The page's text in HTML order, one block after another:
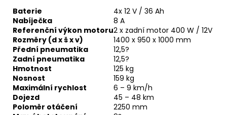
Baterie
4x 12 V / 36 Ah
Nabíječka
8 A
Referenční výkon motoru2 x zadní motor 400 W / 12V
Rozměry (d x š x v)
1400 x 950 x 1000 mm
Přední pneumatika
12,5?
Zadní pneumatika
12,5?
Hmotnost
125 kg
Nosnost
159 kg
Maximální rychlost
6 – 9 km/h
Dojezd
45 – 48 km
Poloměr otáčení
2250 mm